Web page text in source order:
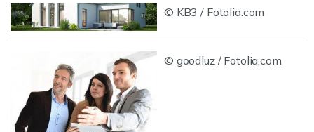
© KB3 / Fotolia.com
© goodluz / Fotolia.com